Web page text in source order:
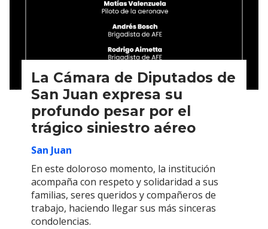
La Cámara de Diputados de
San Juan expresa su
profundo pesar por el
trágico siniestro aéreo
San Juan
En este doloroso momento, la institución
acompaña con respeto y solidaridad a sus
familias, seres queridos y compañeros de
trabajo, haciendo llegar sus más sinceras
condolencias.